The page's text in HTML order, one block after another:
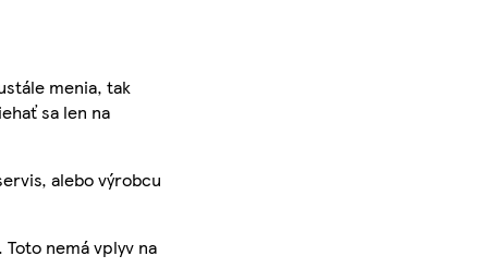
menia, tak
sa len na
alebo výrobcu
nemá vplyv na